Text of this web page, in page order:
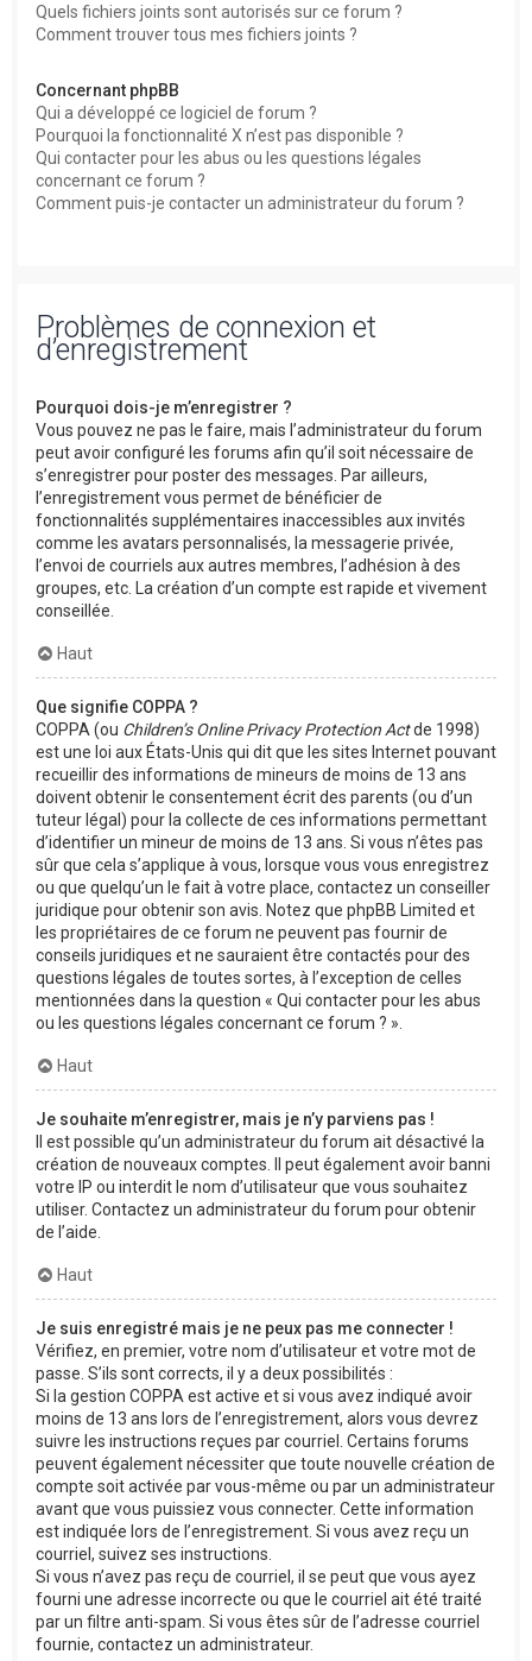
Quels fichiers joints sont autorisés sur ce forum ?
Comment trouver tous mes fichiers joints ?
Concernant phpBB
Qui a développé ce logiciel de forum ?
Pourquoi la fonctionnalité X n’est pas disponible ?
Qui contacter pour les abus ou les questions légales
concernant ce forum ?
Comment puis-je contacter un administrateur du forum ?
Problèmes de connexion et
d’enregistrement
Pourquoi dois-je m’enregistrer ?
Vous pouvez ne pas le faire, mais l’administrateur du forum
peut avoir configuré les forums afin qu’il soit nécessaire de
s’enregistrer pour poster des messages. Par ailleurs,
l’enregistrement vous permet de bénéficier de
fonctionnalités supplémentaires inaccessibles aux invités
comme les avatars personnalisés, la messagerie privée,
l’envoi de courriels aux autres membres, l’adhésion à des
groupes, etc. La création d’un compte est rapide et vivement
conseillée.
Haut
Que signifie COPPA ?
COPPA (ou Children’s Online Privacy Protection Actde 1998)
est une loi aux États-Unis qui dit que les sites Internet pouvant
recueillir des informations de mineurs de moins de 13 ans
doivent obtenir le consentement écrit des parents (ou d’un
tuteur légal) pour la collecte de ces informations permettant
d’identifier un mineur de moins de 13 ans. Si vous n’êtes pas
sûr que cela s’applique à vous, lorsque vous vous enregistrez
ou que quelqu’un le fait à votre place, contactez un conseiller
juridique pour obtenir son avis. Notez que phpBB Limited et
les propriétaires de ce forum ne peuvent pas fournir de
conseils juridiques et ne sauraient être contactés pour des
questions légales de toutes sortes, à l’exception de celles
mentionnées dans la question « Qui contacter pour les abus
ou les questions légales concernant ce forum ? ».
Haut
Je souhaite m’enregistrer, mais je n’y parviens pas !
Il est possible qu’un administrateur du forum ait désactivé la
création de nouveaux comptes. Il peut également avoir banni
votre IP ou interdit le nom d’utilisateur que vous souhaitez
utiliser. Contactez un administrateur du forum pour obtenir
de l’aide.
Haut
Je suis enregistré mais je ne peux pas me connecter !
Vérifiez, en premier, votre nom d’utilisateur et votre mot de
passe. S’ils sont corrects, il y a deux possibilités :
Si la gestion COPPA est active et si vous avez indiqué avoir
moins de 13 ans lors de l’enregistrement, alors vous devrez
suivre les instructions reçues par courriel. Certains forums
peuvent également nécessiter que toute nouvelle création de
compte soit activée par vous-même ou par un administrateur
avant que vous puissiez vous connecter. Cette information
est indiquée lors de l’enregistrement. Si vous avez reçu un
courriel, suivez ses instructions.
Si vous n’avez pas reçu de courriel, il se peut que vous ayez
fourni une adresse incorrecte ou que le courriel ait été traité
par un filtre anti-spam. Si vous êtes sûr de l’adresse courriel
fournie, contactez un administrateur.